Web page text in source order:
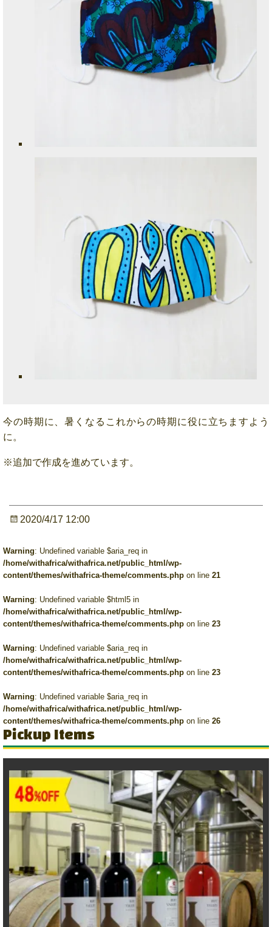
今の時期に、暑くなるこれからの時期に役に立ちますよう
に。
※追加で作成を進めています。
2020/4/17 12:00
Warning: Undefined variable $aria_req in
/home/withafrica/withafrica.net/public_html/wp-
content/themes/withafrica-theme/comments.php on line 21
Warning: Undefined variable $html5 in
/home/withafrica/withafrica.net/public_html/wp-
content/themes/withafrica-theme/comments.php on line 23
Warning: Undefined variable $aria_req in
/home/withafrica/withafrica.net/public_html/wp-
content/themes/withafrica-theme/comments.php on line 23
Warning: Undefined variable $aria_req in
/home/withafrica/withafrica.net/public_html/wp-
content/themes/withafrica-theme/comments.php on line 26
Pickup Items